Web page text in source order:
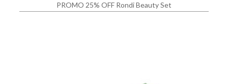
PROMO 25% OFF Rondi Beauty Set